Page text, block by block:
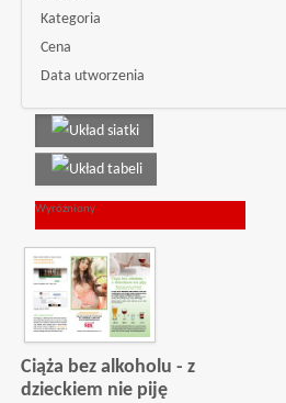
Kategoria
Cena
Data utworzenia
Wyróżniony
Ciąża bez alkoholu - z
dzieckiem nie piję